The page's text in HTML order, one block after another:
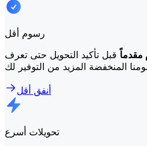
رسوم أقل
مقدماًقبل تأكيد التحويل حتى تعرف
أنفق أقل
تحويلات أسرع